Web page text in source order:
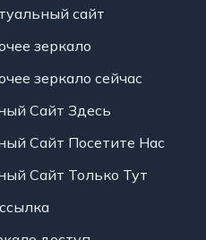
сайт
зеркало
зеркало сейчас
Сайт Здесь
Сайт Посетите Нас
Сайт Только Тут